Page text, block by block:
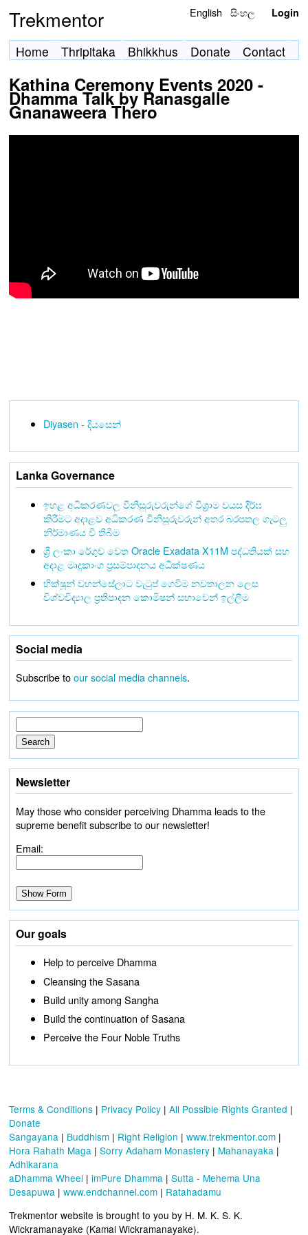
Trekmentor English සිංහල Login
Home Thripitaka Bhikkhus Donate Contact
Kathina Ceremony Events 2020 -
Dhamma Talk by Ranasgalle
Gnanaweera Thero
Diyasen - දියසෙන්
Lanka Governance
ඉහළ අධිකරණවල විනිසුරුවරුන්ගේ විශ්‍රාම වයස දීර්ඝ
කිරීමට අදාළව අධිකරණ විනිසුරුවරුන් අතර බරපතල ගැටලු
නිර්මාණය වී තිබීම
ශ්‍රී ලංකා රේගුව වෙත Oracle Exadata X11M පද්ධතියක් සහ
අදාළ මෘදුකාංග ප්‍රසම්පාදනය අධීක්ෂණය
භික්ෂූන් වහන්සේලාට වැටුප් ගෙවීම නවතාලන ලෙස
විශ්වවිද්‍යාල ප්‍රතිපාදන කොමිෂන් සභාවෙන් ඉල්ලීම
Social media
Subscribe toour social media channels.
Newsletter
May those who consider perceiving Dhamma leads to the
supreme benefit subscribe to our newsletter!
Email:
Our goals
Help to perceive Dhamma
Cleansing the Sasana
Build unity among Sangha
Build the continuation of Sasana
Perceive the Four Noble Truths
Terms & Conditions | Privacy Policy | All Possible Rights Granted |
Donate
Sangayana | Buddhism | Right Religion | www.trekmentor.com |
Hora Rahath Maga | Sorry Adaham Monastery | Mahanayaka |
Adhikarana
aDhamma Wheel | imPure Dhamma | Sutta - Mehema Una
Desapuwa | www.endchannel.com | Ratahadamu
Trekmentor website is brought to you by H. M. K. S. K.
Wickramanayake (Kamal Wickramanayake).